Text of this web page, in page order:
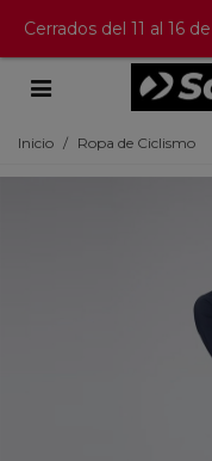
Cerrados del 11 al 16
Inicio / Ropa de Ciclismo